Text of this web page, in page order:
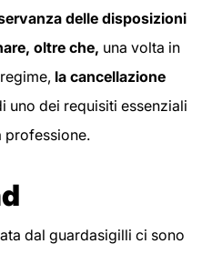
delle disposizioni
oltre che, una volta in
la cancellazione
uno dei requisiti essenziali
professione.
dal guardasigilli ci sono